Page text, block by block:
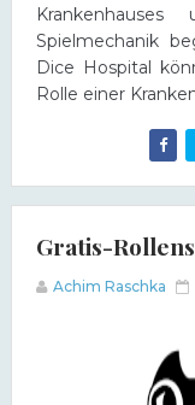
Spielmechanik
Dice Hospital
Rolle einer
Gratis-
Achim Raschka